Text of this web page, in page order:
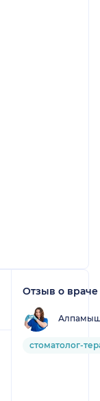
Отзыв о враче
стоматолог-